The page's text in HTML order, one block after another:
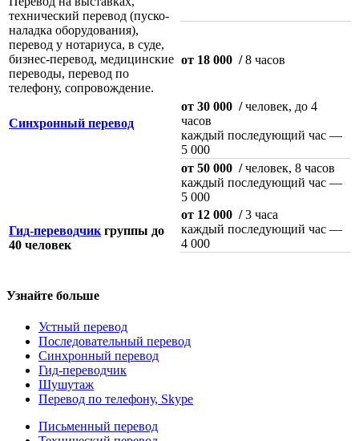
технический перевод (пуско-
наладка оборудования),
перевод у нотариуса, в суде,
бизнес-перевод, медицинские
переводы, перевод по
телефону, сопровождение.
от 18 000 /8 часов
Синхронный перевод
от 30 000 /человек, до 4
часов
каждый последующий час —
5 000
от 50 000 /человек, 8 часов
каждый последующий час —
5 000
Гид-переводчик группы до
40 человек
от 12 000 /3 часа
каждый последующий час —
4 000
Узнайте больше
Устный перевод
Последовательный перевод
Синхронный перевод
Гид-переводчик
Шушутаж
Перевод по телефону, Skype
Письменный перевод